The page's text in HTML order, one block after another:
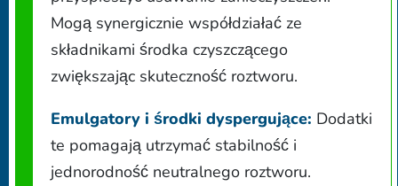
Mogą synergicznie współdziałać ze
składnikami środka czyszczącego
zwiększając skuteczność roztworu.
Emulgatory i środki dyspergujące: Dodatki
te pomagają utrzymać stabilność i
jednorodność neutralnego roztworu.